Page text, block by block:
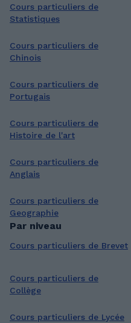
Cours particuliers de
Statistiques
Cours particuliers de
Chinois
Cours particuliers de
Portugais
Cours particuliers de
Histoire de l'art
Cours particuliers de
Anglais
Cours particuliers de
Geographie
Par niveau
Cours particuliers de Brevet
Cours particuliers de
Collège
Cours particuliers de Lycée